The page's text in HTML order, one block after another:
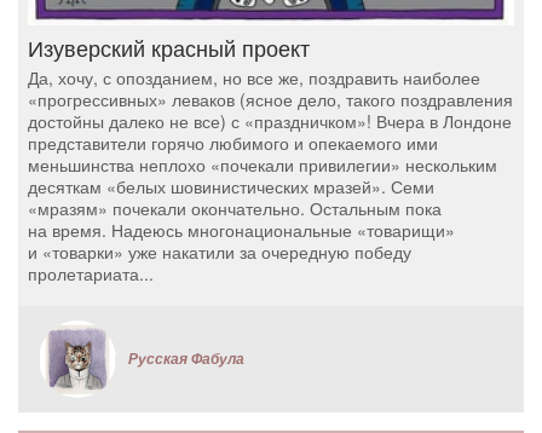
Изуверский красный проект
Да, хочу, с опозданием, но все же, поздравить наиболее
«прогрессивных» леваков (ясное дело, такого поздравления
достойны далеко не все) с «праздничком»! Вчера в Лондоне
представители горячо любимого и опекаемого ими
меньшинства неплохо «почекали привилегии» нескольким
десяткам «белых шовинистических мразей». Семи
«мразям» почекали окончательно. Остальным пока
на время. Надеюсь многонациональные «товарищи»
и «товарки» уже накатили за очередную победу
пролетариата...
Русская Фабула